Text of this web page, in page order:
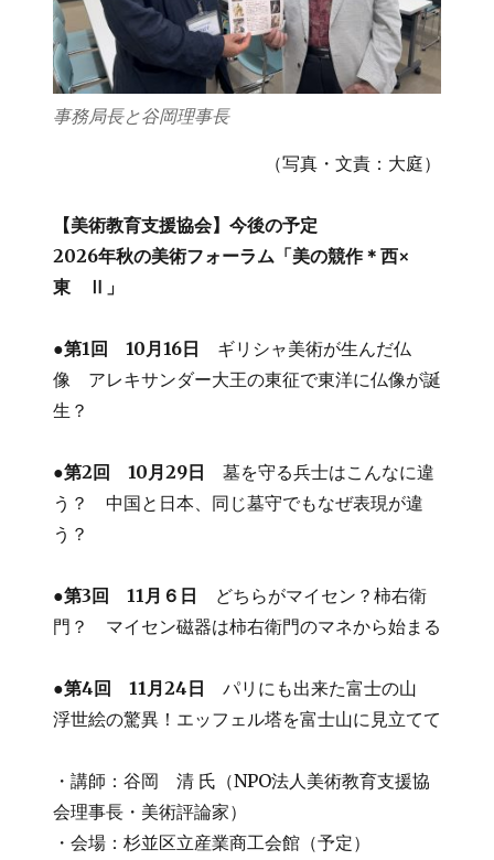
事務局長と谷岡理事長
（写真・文責：大庭）
【美術教育支援協会】今後の予定
2026年秋の美術フォーラム「美の競作＊西×
東 Ⅱ」
●第1回 10月16日 ギリシャ美術が生んだ仏
像 アレキサンダー大王の東征で東洋に仏像が誕
生？
●第2回 10月29日 墓を守る兵士はこんなに違
う？ 中国と日本、同じ墓守でもなぜ表現が違
う？
●第3回 11月６日 どちらがマイセン？柿右衛
門？ マイセン磁器は柿右衛門のマネから始まる
●第4回 11月24日 パリにも出来た富士の山
浮世絵の驚異！エッフェル塔を富士山に見立てて
・講師：谷岡 清 氏（NPO法人美術教育支援協
会理事長・美術評論家）
・会場：杉並区立産業商工会館（予定）